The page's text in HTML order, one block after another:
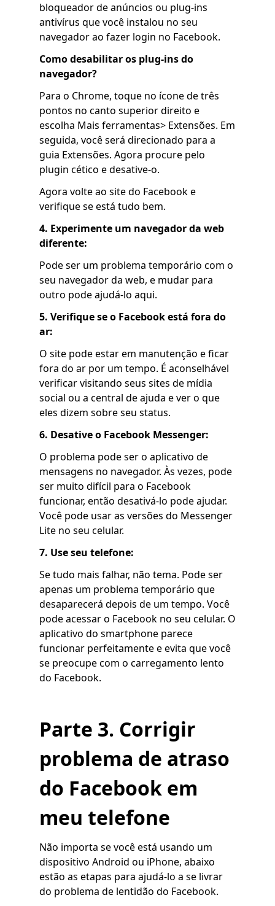
bloqueador de anúncios ou plug-ins
antivírus que você instalou no seu
navegador ao fazer login no Facebook.
Como desabilitar os plug-ins do
navegador?
Para o Chrome, toque no ícone de três
pontos no canto superior direito e
escolha Mais ferramentas> Extensões. Em
seguida, você será direcionado para a
guia Extensões. Agora procure pelo
plugin cético e desative-o.
Agora volte ao site do Facebook e
verifique se está tudo bem.
4. Experimente um navegador da web
diferente:
Pode ser um problema temporário com o
seu navegador da web, e mudar para
outro pode ajudá-lo aqui.
5. Verifique se o Facebook está fora do
ar:
O site pode estar em manutenção e ficar
fora do ar por um tempo. É aconselhável
verificar visitando seus sites de mídia
social ou a central de ajuda e ver o que
eles dizem sobre seu status.
6. Desative o Facebook Messenger:
O problema pode ser o aplicativo de
mensagens no navegador. Às vezes, pode
ser muito difícil para o Facebook
funcionar, então desativá-lo pode ajudar.
Você pode usar as versões do Messenger
Lite no seu celular.
7. Use seu telefone:
Se tudo mais falhar, não tema. Pode ser
apenas um problema temporário que
desaparecerá depois de um tempo. Você
pode acessar o Facebook no seu celular. O
aplicativo do smartphone parece
funcionar perfeitamente e evita que você
se preocupe com o carregamento lento
do Facebook.
Parte 3. Corrigir
problema de atraso
do Facebook em
meu telefone
Não importa se você está usando um
dispositivo Android ou iPhone, abaixo
estão as etapas para ajudá-lo a se livrar
do problema de lentidão do Facebook.